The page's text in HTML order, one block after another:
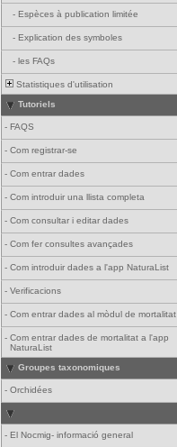
- Espèces à publication limitée
- Explication des symboles
- les FAQs
Statistiques d'utilisation
Tutoriels
- FAQS
- Com registrar-se
- Com entrar dades
- Com introduir una llista completa
- Com consultar i editar dades
- Com fer consultes avançades
- Com introduir dades a l'app NaturaList
- Verificacions
- Com entrar dades al mòdul de mortalitat
- Com entrar dades de mortalitat a l'app
NaturaList
Groupes taxonomiques
- Orchidées
- El Nocmig- informació general